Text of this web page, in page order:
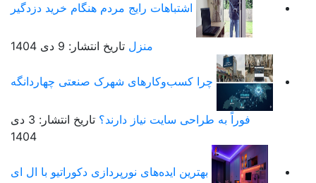
اشتباهات رایج مردم هنگام خرید دزدگیر
منزل تاریخ انتشار: 9 دی 1404
چرا کسب‌وکارهای شهرک صنعتی چهاردانگه
فوراً به طراحی سایت نیاز دارند؟
تاریخ انتشار: 3 دی
1404
بهترین ایده‌های نورپردازی دکوراتیو با ال ای